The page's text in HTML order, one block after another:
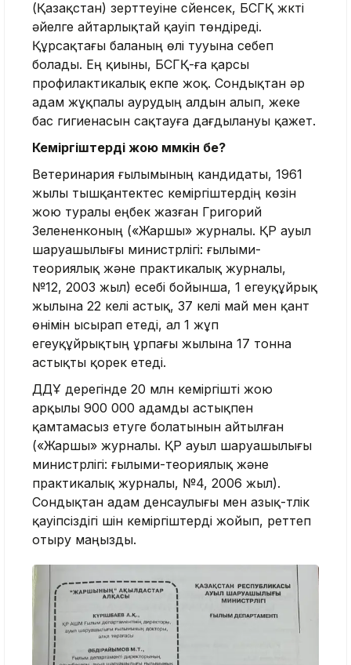
(Қазақстан) зерттеуіне сүйенсек, БСГҚ жүкті
әйелге айтарлықтай қауіп төндіреді.
Құрсақтағы баланың өлі тууына себеп
болады. Ең қиыны, БСГҚ-ға қарсы
профилактикалық екпе жоқ. Сондықтан әр
адам жұқпалы аурудың алдын алып, жеке
бас гигиенасын сақтауға дағдылануы қажет.
Кеміргіштерді жою мүмкін бе?
Ветеринария ғылымының кандидаты, 1961
жылы тышқантектес кеміргіштердің көзін
жою туралы еңбек жазған Григорий
Зелененконың («Жаршы» журналы. ҚР ауыл
шаруашылығы министрлігі: ғылыми-
теориялық және практикалық журналы,
№12, 2003 жыл) есебі бойынша, 1 егеуқұйрық
жылына 22 келі астық, 37 келі май мен қант
өнімін ысырап етеді, ал 1 жұп
егеуқұйрықтың ұрпағы жылына 17 тонна
астықты қорек етеді.
ДДҰ дерегінде 20 млн кеміргішті жою
арқылы 900 000 адамды астықпен
қамтамасыз етуге болатынын айтылған
(«Жаршы» журналы. ҚР ауыл шаруашылығы
министрлігі: ғылыми-теориялық және
практикалық журналы, №4, 2006 жыл).
Сондықтан адам денсаулығы мен азық-түлік
қауіпсіздігі үшін кеміргіштерді жойып, реттеп
отыру маңызды.